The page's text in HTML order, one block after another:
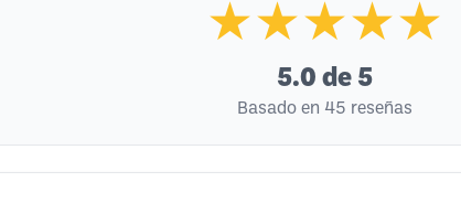
★★★★★
5.0 de 5
Basado en 45 reseñas